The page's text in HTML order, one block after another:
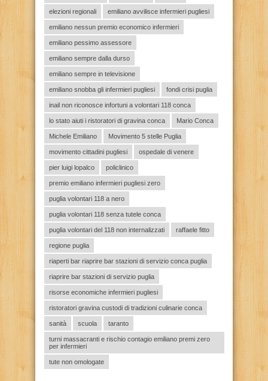
elezioni regionali emiliano avvilisce infermieri pugliesi
emiliano nessun premio economico infermieri
emiliano pessimo assessore
emiliano sempre dalla durso
emiliano sempre in televisione
emiliano snobba gli infermieri pugliesi fondi crisi puglia
inail non riconosce infortuni a volontari 118 conca
lo stato aiuti i ristoratori di gravina conca Mario Conca
Michele Emiliano Movimento 5 stelle Puglia
movimento cittadini pugliesi ospedale di venere
pier luigi lopalco policlinico
premio emiliano infermieri pugliesi zero
puglia volontari 118 a nero
puglia volontari 118 senza tutele conca
puglia volontari del 118 non internalizzati raffaele fitto
regione puglia
riaperti bar riaprire bar stazioni di servizio conca puglia
riaprire bar stazioni di servizio puglia
risorse economiche infermieri pugliesi
ristoratori gravina custodi di tradizioni culinarie conca
sanità scuola taranto
turni massacranti e rischio contagio emiliano premi zero
per infermieri
tute non omologate